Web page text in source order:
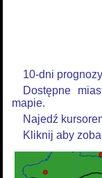
10-dni
Dostępne
mapie.
Najedź
Kliknij aby